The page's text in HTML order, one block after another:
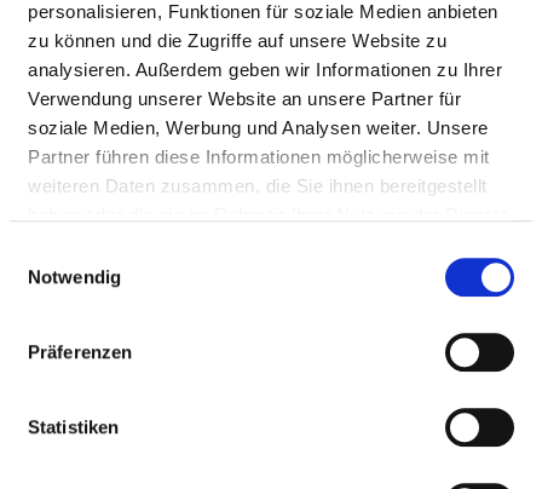
personalisieren, Funktionen für soziale Medien anbieten
zu können und die Zugriffe auf unsere Website zu
analysieren. Außerdem geben wir Informationen zu Ihrer
Verwendung unserer Website an unsere Partner für
soziale Medien, Werbung und Analysen weiter. Unsere
Partner führen diese Informationen möglicherweise mit
weiteren Daten zusammen, die Sie ihnen bereitgestellt
Notwendig
Präferenzen
Statistiken
Behandlungsgebiete, für die Qualitätsergebnisse ermittelt
werden
OBERSCHENKELHALSBRUCH: OPERATION
INFOLGE EINES BRUCHS MIT FIXIERUNG DER
VORBEUGUNG DURCH PFLEGERISCHE
KÜNSTLICHES HÜFTGELENK: